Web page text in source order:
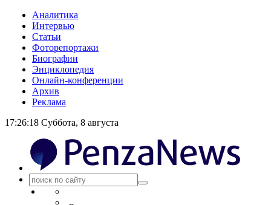
Аналитика
Интервью
Статьи
Фоторепортажи
Биографии
Энциклопедия
Онлайн-конференции
Архив
Реклама
17:26:19 Суббота, 8 августа